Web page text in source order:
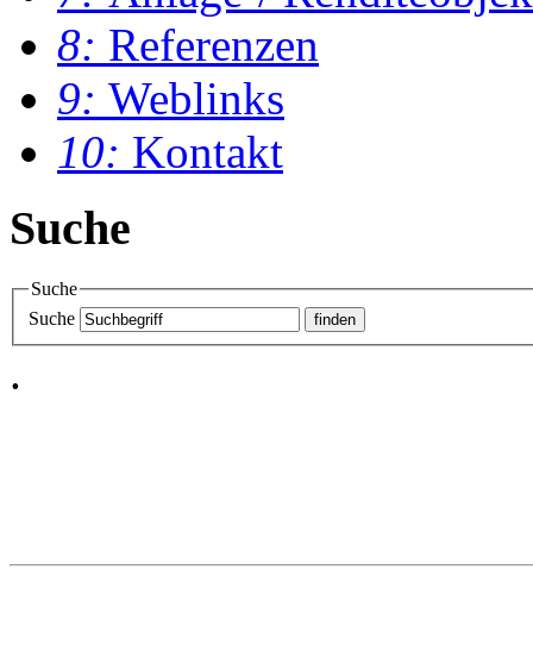
8: Referenzen
9: Weblinks
10: Kontakt
Suche
Suche
Suche
.